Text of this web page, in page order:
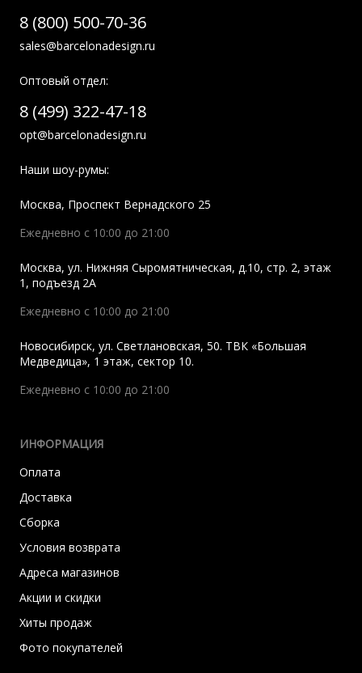
8 (800) 500-70-36
sales@barcelonadesign.ru
Оптовый отдел:
8 (499) 322-47-18
opt@barcelonadesign.ru
Наши шоу-румы:
Москва, Проспект Вернадского 25
Ежедневно с 10:00 до 21:00
Москва, ул. Нижняя Сыромятническая, д.10, стр. 2, этаж
1, подъезд 2A
Ежедневно с 10:00 до 21:00
Новосибирск, ул. Светлановская, 50. ТВК «Большая
Медведица», 1 этаж, сектор 10.
Ежедневно с 10:00 до 21:00
ИНФОРМАЦИЯ
Оплата
Доставка
Сборка
Условия возврата
Адреса магазинов
Акции и скидки
Хиты продаж
Фото покупателей